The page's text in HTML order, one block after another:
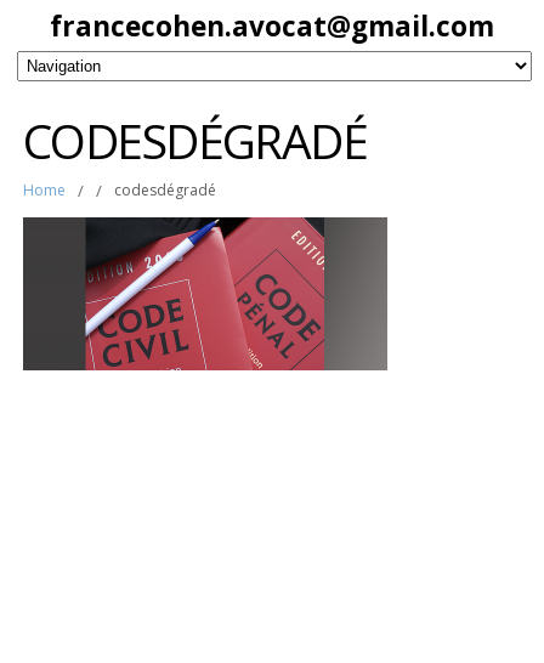
francecohen.avocat@gmail.com
CODESDÉGRADÉ
Home / / codesdégradé